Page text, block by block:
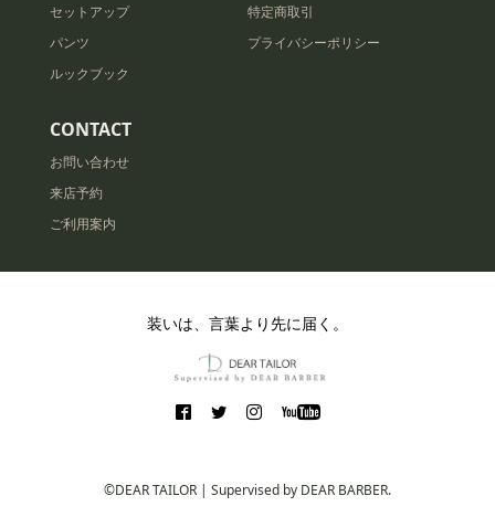
セットアップ
パンツ
ルックブック
特定商取引
プライバシーポリシー
CONTACT
お問い合わせ
来店予約
ご利用案内
装いは、言葉より先に届く。
©DEAR TAILOR | Supervised by DEAR BARBER.